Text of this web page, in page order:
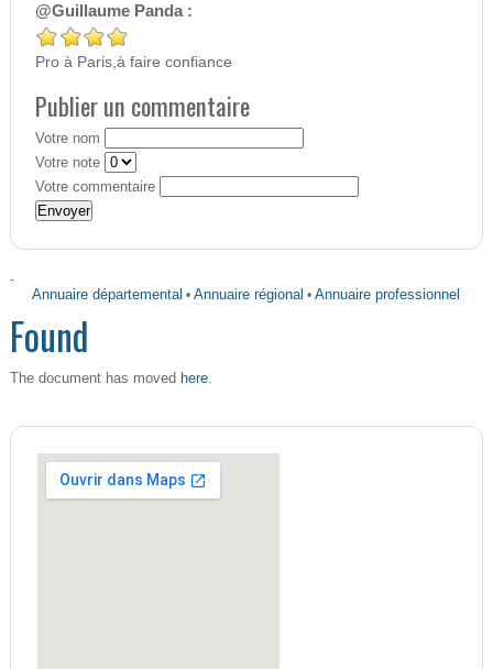
@Guillaume Panda :
Pro à Paris,à faire confiance
Publier un commentaire
Votre nom
Votre note
Votre commentaire
-
Annuaire départemental •Annuaire régional •Annuaire professionnel
Found
The document has moved here.